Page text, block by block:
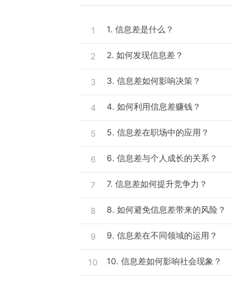
1 1. 信息差是什么？
2 2. 如何发现信息差？
3 3. 信息差如何影响决策？
4 4. 如何利用信息差赚钱？
5 5. 信息差在职场中的应用？
6 6. 信息差与个人成长的关系？
7 7. 信息差如何提升竞争力？
8 8. 如何避免信息差带来的风险？
9 9. 信息差在不同领域的运用？
10 10. 信息差如何影响社会现象？